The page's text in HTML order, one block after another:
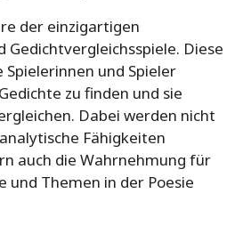
der einzigartigen
Gedichtvergleichsspiele. Diese
Spielerinnen und Spieler
zu finden und sie
Dabei werden nicht
Fähigkeiten
auch die Wahrnehmung für
und Themen in der Poesie